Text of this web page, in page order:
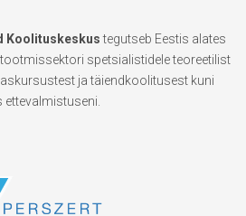
Koolituskeskustegutseb Eestis alates
spetsialistidele teoreetilist
ja täiendkoolitusest kuni